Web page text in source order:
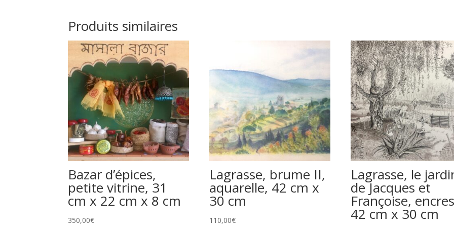
Produits similaires
Bazar d’épices,
petite vitrine, 31
cm x 22 cm x 8 cm
350,00€
Lagrasse, brume II,
aquarelle, 42 cm x
30 cm
110,00€
Lagrasse, le
de Jacques et
Françoise,
42 cm x 30 cm